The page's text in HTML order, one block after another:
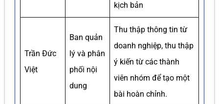
kịch bản
Trần Đức
Việt
Ban quản
lý và phân
phối nội
dung
Thu thập thông tin từ
doanh nghiệp, thu thập
ý kiến từ các thành
viên nhóm để tạo một
bài hoàn chỉnh.